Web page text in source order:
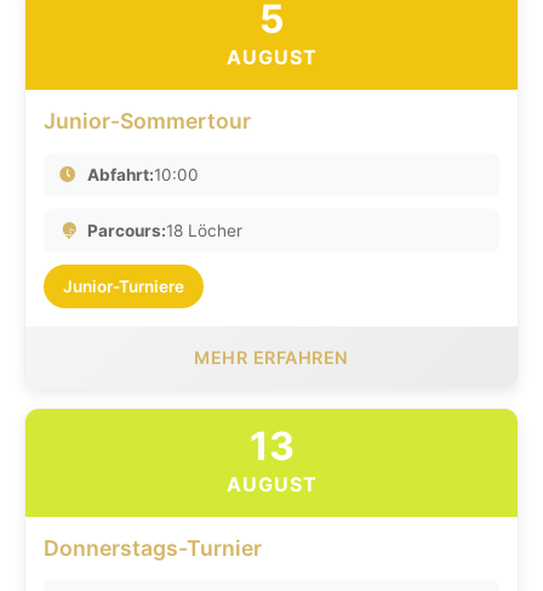
5
AUGUST
Junior-Sommertour
Abfahrt:10:00
Parcours:18 Löcher
Junior-Turniere
MEHR ERFAHREN
13
AUGUST
Donnerstags-Turnier